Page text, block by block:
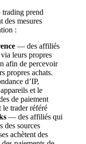
prend
des mesures
:
— des affiliés
leurs propres
afin de percevoir
propres achats.
d’IP,
et le
de paiement
trader référé
— des affiliés qui
des sources
achètent des